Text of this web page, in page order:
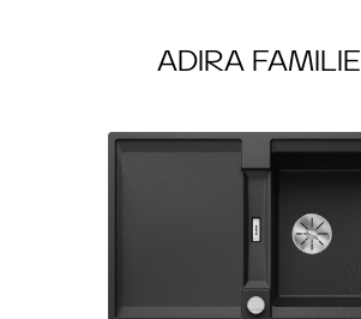
ADIRA FAMILIE